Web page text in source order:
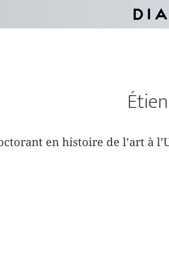
en histoire de l’art à